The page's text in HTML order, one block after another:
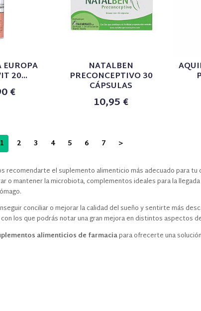
EUROPA
20...
€
NATALBEN
PRECONCEPTIVO 30
CÁPSULAS
10,95 €
1 2 3 4 5 6 7 >
recomendarte el suplemento alimenticio más adecuado para tu
o mantener la microbiota, complementos ideales para la
conciliar o mejorar la calidad del sueño y sentirte más
los que podrás notar una gran mejora en distintos aspectos
alimenticios de farmaciapara ofrecerte una